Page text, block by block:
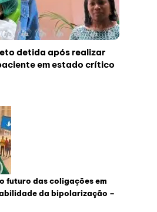
detida após realizar
em estado crítico
futuro das coligações em
da bipolarização –